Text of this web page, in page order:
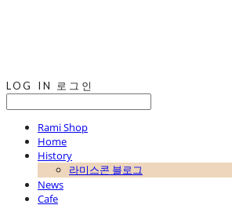
LOG IN 로그인
Rami Shop
Home
History
라미스콘 블로그
News
Cafe